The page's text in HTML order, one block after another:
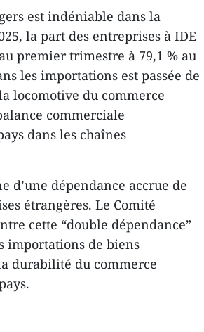
est indéniable dans la
la part des entreprises à IDE
premier trimestre à 79,1 % au
les importations est passée de
locomotive du commerce
commerciale
dans les chaînes
d’une dépendance accrue de
étrangères. Le Comité
cette “double dépendance”
importations de biens
durabilité du commerce